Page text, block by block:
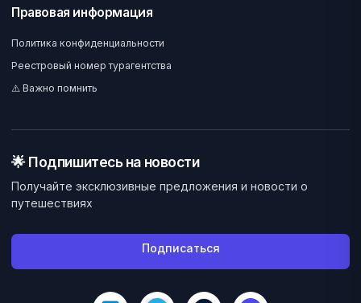
Правовая информация
Политика конфиденциальности
Реестровый номер турагентства
⚠️ Важно помнить
🌟 Подпишитесь на новости
Получайте эксклюзивные предложения и новости о
путешествиях
Подписаться